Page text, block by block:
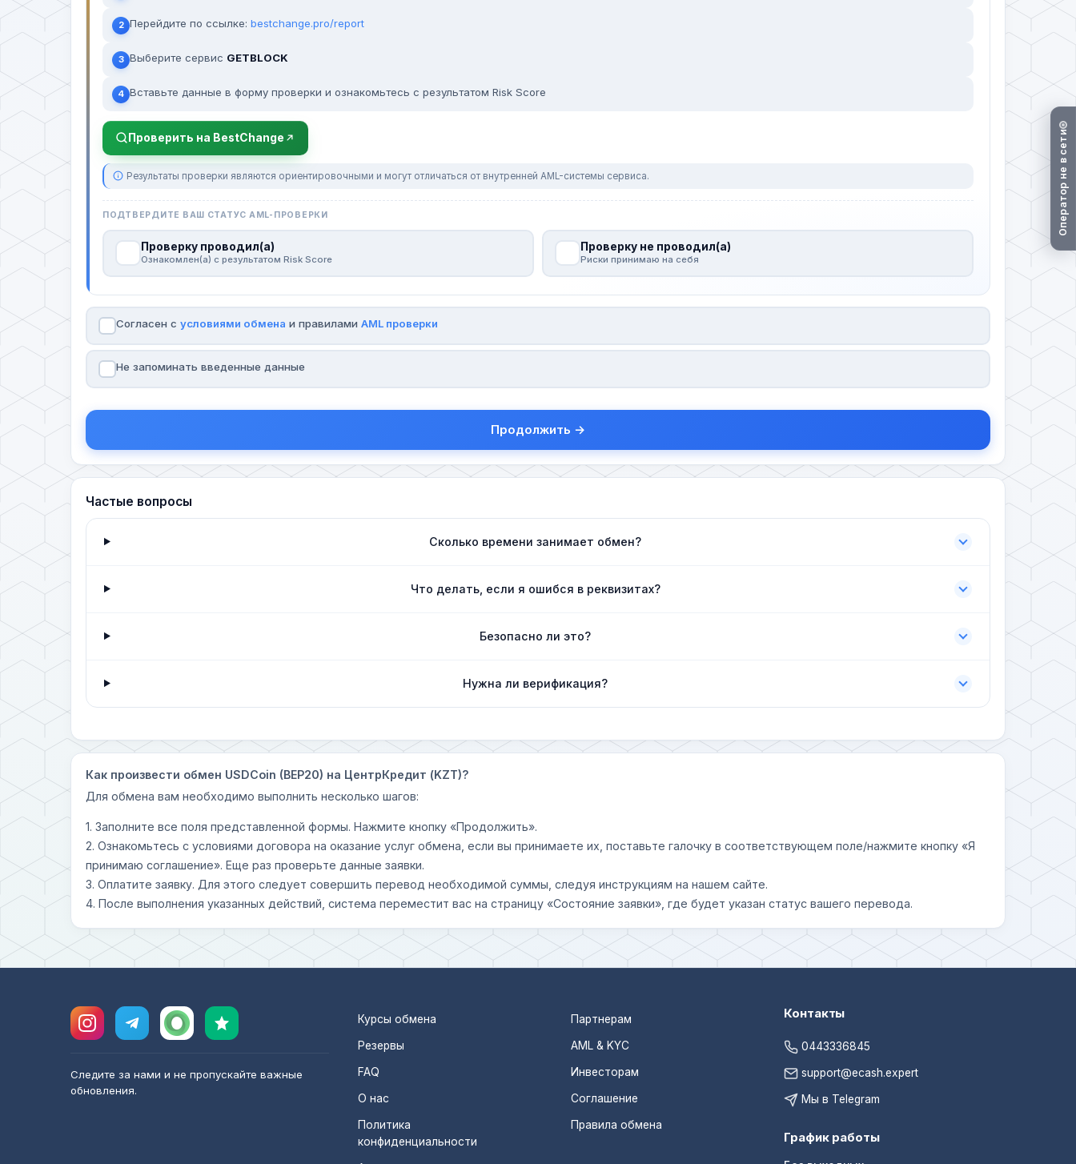
2 Перейдите по ссылке: bestchange.pro/report
3 Выберите сервис GETBLOCK
4 Вставьте данные в форму проверки и ознакомьтесь с результатом Risk Score
Проверить на BestChange
Результаты проверки являются ориентировочными и могут отличаться от внутренней AML-системы сервиса.
ПОДТВЕРДИТЕ ВАШ СТАТУС AML-ПРОВЕРКИ
Проверку проводил(а)
Ознакомлен(а) с результатом Risk Score
Проверку не проводил(а)
Риски принимаю на себя
Согласен с условиями обмена и правилами AML проверки
Не запоминать введенные данные
Продолжить →
Частые вопросы
Сколько времени занимает обмен?
Что делать, если я ошибся в реквизитах?
Безопасно ли это?
Нужна ли верификация?
Как произвести обмен USDCoin (BEP20) на ЦентрКредит (KZT)?
Для обмена вам необходимо выполнить несколько шагов:
1. Заполните все поля представленной формы. Нажмите кнопку «Продолжить».
2. Ознакомьтесь с условиями договора на оказание услуг обмена, если вы принимаете их, поставьте галочку в соответствующем поле/нажмите кнопку «Я
принимаю соглашение». Еще раз проверьте данные заявки.
3. Оплатите заявку. Для этого следует совершить перевод необходимой суммы, следуя инструкциям на нашем сайте.
4. После выполнения указанных действий, система переместит вас на страницу «Состояние заявки», где будет указан статус вашего перевода.
Следите за нами и не пропускайте важные
обновления.
Курсы обмена
Резервы
FAQ
О нас
Политика
конфиденциальности
Партнерам
AML & KYC
Инвесторам
Соглашение
Правила обмена
Контакты
0443336845
support@ecash.expert
Мы в Telegram
График работы
Оператор не в сети